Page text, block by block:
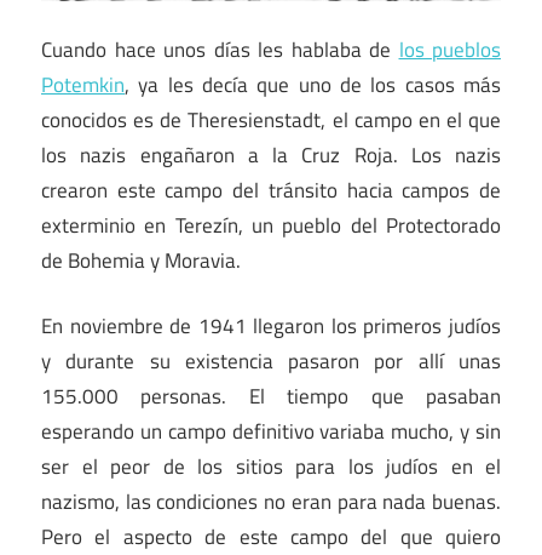
Cuando hace unos días les hablaba de los pueblos
Potemkin, ya les decía que uno de los casos más
conocidos es de Theresienstadt, el campo en el que
los nazis engañaron a la Cruz Roja. Los nazis
crearon este campo del tránsito hacia campos de
exterminio en Terezín, un pueblo del Protectorado
de Bohemia y Moravia.
En noviembre de 1941 llegaron los primeros judíos
y durante su existencia pasaron por allí unas
155.000 personas. El tiempo que pasaban
esperando un campo definitivo variaba mucho, y sin
ser el peor de los sitios para los judíos en el
nazismo, las condiciones no eran para nada buenas.
Pero el aspecto de este campo del que quiero